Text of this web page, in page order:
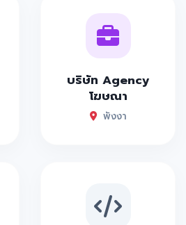
บริษัท Agency
โฆษณา
พังงา